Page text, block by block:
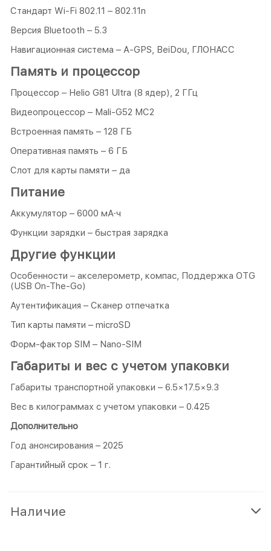
Стандарт Wi-Fi 802.11 – 802.11n
Версия Bluetooth – 5.3
Навигационная система – A-GPS, BeiDou, ГЛОНАСС
Память и процессор
Процессор – Helio G81 Ultra (8 ядер), 2 ГГц
Видеопроцессор – Mali-G52 MC2
Встроенная память – 128 ГБ
Оперативная память – 6 ГБ
Слот для карты памяти – да
Питание
Аккумулятор – 6000 мА·ч
Функции зарядки – быстрая зарядка
Другие функции
Особенности – акселерометр, компас, Поддержка OTG
(USB On-The-Go)
Аутентификация – Сканер отпечатка
Тип карты памяти – microSD
Форм-фактор SIM – Nano-SIM
Габариты и вес с учетом упаковки
Габариты транспортной упаковки – 6.5×17.5×9.3
Вес в килограммах с учетом упаковки – 0.425
Дополнительно
Год анонсирования – 2025
Гарантийный срок – 1 г.
Наличие